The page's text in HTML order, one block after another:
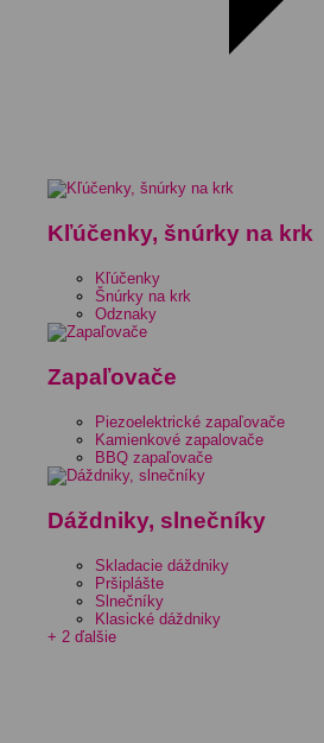
Kľúčenky, šnúrky na krk
Kľúčenky
Šnúrky na krk
Odznaky
Zapaľovače
Piezoelektrické zapaľovače
Kamienkové zapalovače
BBQ zapaľovače
Dáždniky, slnečníky
Skladacie dáždniky
Pršiplášte
Slnečníky
Klasické dáždniky
+ 2 ďalšie